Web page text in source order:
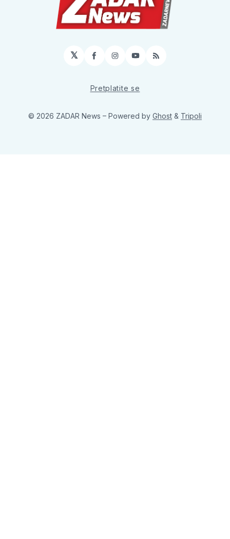
𝕏 Facebook
Instagram
YouTube
RSS
Pretplatite se
© 2026 ZADAR News – Powered by Ghost & Tripoli